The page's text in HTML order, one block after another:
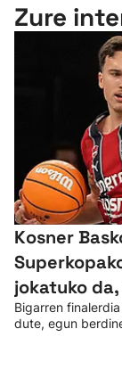
Zure
Kosner
jokatuko
Bigarren
dute, egun